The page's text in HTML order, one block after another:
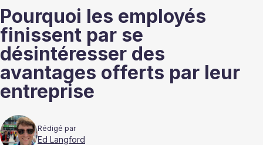
Pourquoi les employés
finissent par se
désintéresser des
avantages offerts par leur
entreprise
Rédigé par
Ed Langford